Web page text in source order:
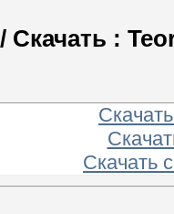
Скачать :
Скачать